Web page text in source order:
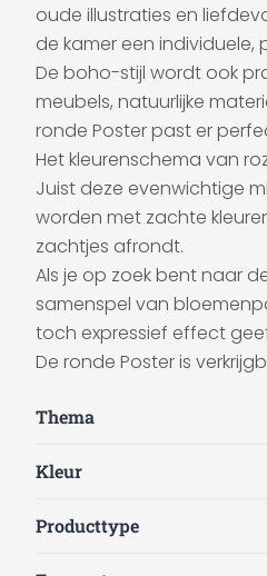
oude illustraties en
de kamer een individuele,
De boho-stijl wordt ook
meubels, natuurlijke
ronde Poster past er
Het kleurenschema van
Juist deze evenwichtige
worden met zachte
zachtjes afrondt.
Als je op zoek bent naar
samenspel van
toch expressief effect
De ronde Poster is
Thema
Kleur
Producttype